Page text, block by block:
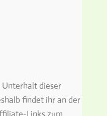
Unterhalt dieser
findet ihr an der